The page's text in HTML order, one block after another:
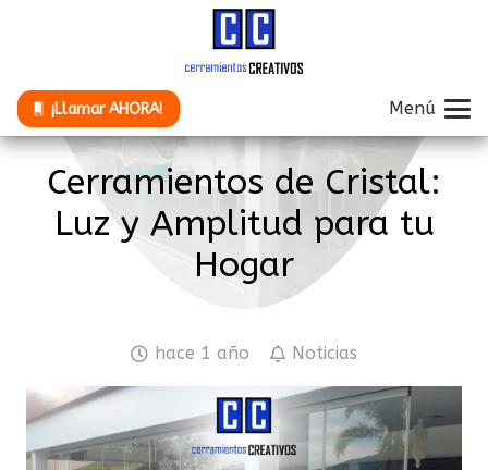
¡Llamar AHORA! Menú
Cerramientos de Cristal:
Luz y Amplitud para tu
Hogar
hace 1 año Noticias